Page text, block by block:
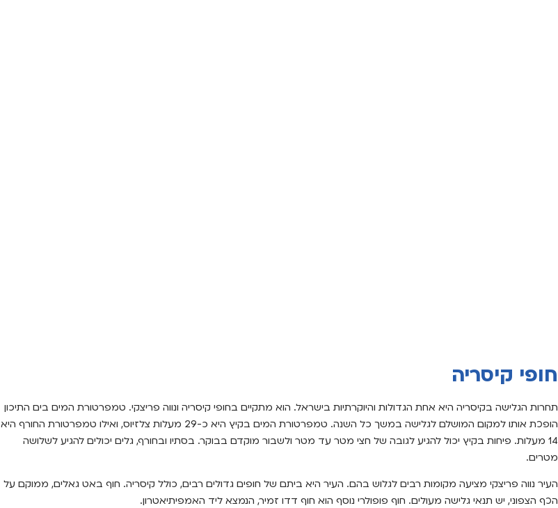
חופי קיסריה
תחרות הגלישה בקיסריה היא אחת הגדולות והיוקרתיות בישראל. הוא מתקיים בחופי קיסריה ונווה פריצקי. טמפרטורת המים בים התיכון
הופכת אותו למקום המושלם לגלישה במשך כל השנה. טמפרטורת המים בקיץ היא כ-29 מעלות צלזיוס, ואילו טמפרטורת החורף היא
14 מעלות. פיחות בקיץ יכול להגיע לגובה של חצי מטר עד מטר ולשבור מוקדם בבוקר. בסתיו ובחורף, גלים יכולים להגיע לשלושה
מטרים.
העיר נווה פריצקי מציעה מקומות רבים לגלוש בהם. העיר היא ביתם של חופים גדולים רבים, כולל קיסריה. חוף באט גאלים, ממוקם על
הכף הצפוני, יש תנאי גלישה מעולים. חוף פופולרי נוסף הוא חוף דדו זמיר, הנמצא ליד האמפיתיאטרון.